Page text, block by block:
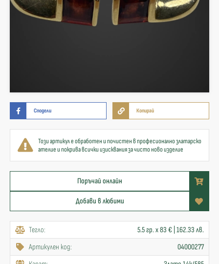
Сподели Копирай
Този артикул е обработен и почистен в професионално златарско
ателие и покрива всички изисквания за чисто ново изделие
Поръчай онлайн
Добави в любими
Тегло:
5.5 гр. x 83 € | 162.33 лв.
Артикулен код:
04000277